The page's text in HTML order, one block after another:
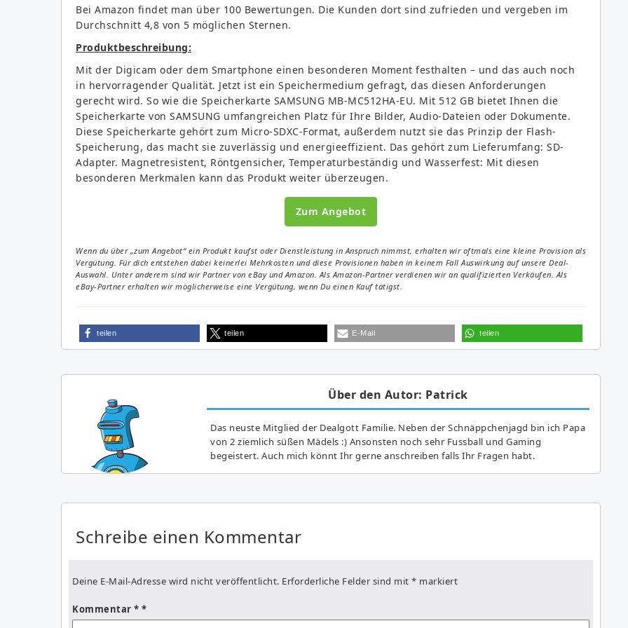
Bei Amazon findet man über 100 Bewertungen. Die Kunden dort sind zufrieden und vergeben im
Durchschnitt 4,8 von 5 möglichen Sternen.
Produktbeschreibung:
Mit der Digicam oder dem Smartphone einen besonderen Moment festhalten – und das auch noch
in hervorragender Qualität. Jetzt ist ein Speichermedium gefragt, das diesen Anforderungen
gerecht wird. So wie die Speicherkarte SAMSUNG MB-MC512HA-EU. Mit 512 GB bietet Ihnen die
Speicherkarte von SAMSUNG umfangreichen Platz für Ihre Bilder, Audio-Dateien oder Dokumente.
Diese Speicherkarte gehört zum Micro-SDXC-Format, außerdem nutzt sie das Prinzip der Flash-
Speicherung, das macht sie zuverlässig und energieeffizient. Das gehört zum Lieferumfang: SD-
Adapter. Magnetresistent, Röntgensicher, Temperaturbeständig und Wasserfest: Mit diesen
besonderen Merkmalen kann das Produkt weiter überzeugen.
Zum Angebot
Wenn du über „zum Angebot“ ein Produkt kaufst oder Dienstleistung in Anspruch nimmst, erhalten wir oftmals eine kleine Provision als
Vergütung. Für dich entstehen dabei keinerlei Mehrkosten und diese Provisionen haben in keinem Fall Auswirkung auf unsere Deal-
Auswahl. Unter anderem sind wir Partner von eBay und Amazon. Als Amazon-Partner verdienen wir an qualifizierten Verkäufen. Als
eBay-Partner erhalten wir möglicherweise eine Vergütung, wenn Du einen Kauf tätigst.
teilen teilen E-Mail teilen
Über den Autor: Patrick
Das neuste Mitglied der Dealgott Familie. Neben der Schnäppchenjagd bin ich Papa
von 2 ziemlich süßen Mädels :) Ansonsten noch sehr Fussball und Gaming
begeistert. Auch mich könnt Ihr gerne anschreiben falls Ihr Fragen habt.
Schreibe einen Kommentar
Deine E-Mail-Adresse wird nicht veröffentlicht. Erforderliche Felder sind mit * markiert
Kommentar *